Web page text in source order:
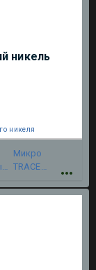
никель
никеля
Микро
TRACE